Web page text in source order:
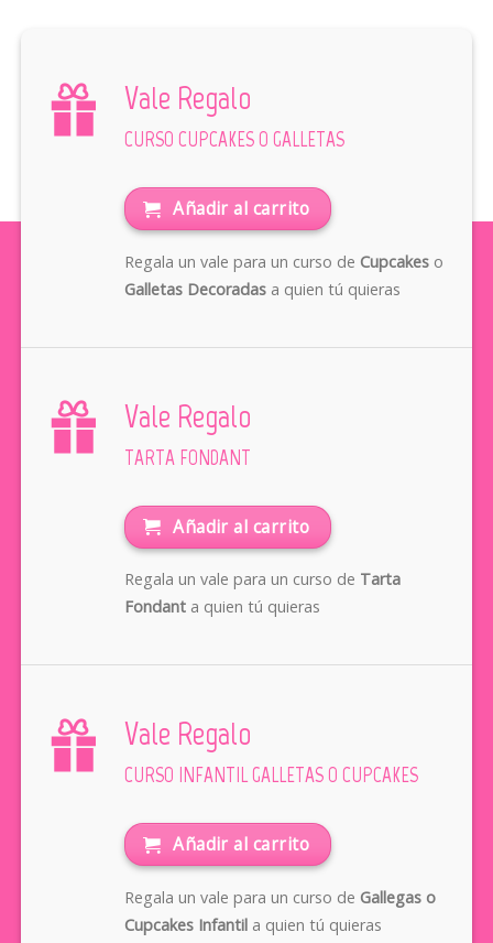
Vale Regalo
CURSO CUPCAKES O GALLETAS
Añadir al carrito
Regala un vale para un curso de Cupcakeso
Galletas Decoradasa quien tú quieras
Vale Regalo
TARTA FONDANT
Añadir al carrito
Regala un vale para un curso de Tarta
Fondanta quien tú quieras
Vale Regalo
CURSO INFANTIL GALLETAS O CUPCAKES
Añadir al carrito
Regala un vale para un curso de Gallegas o
Cupcakes Infantila quien tú quieras